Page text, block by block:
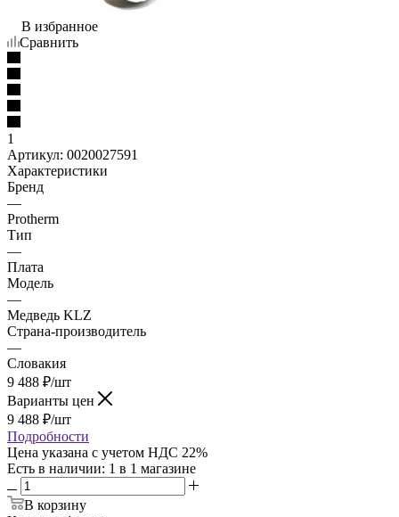
В избранное
Сравнить
1
Артикул: 0020027591
Характеристики
Бренд
—
Protherm
Тип
—
Плата
Модель
—
Медведь KLZ
Страна-производитель
—
Словакия
9 488 ₽/шт
Варианты цен
9 488 ₽/шт
Подробности
Цена указана с учетом НДС 22%
Есть в наличии: 1 в 1 магазине
В корзину